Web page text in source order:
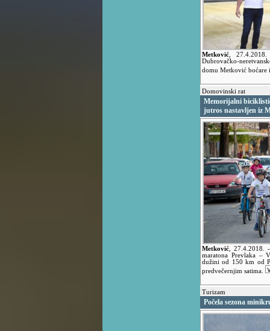
Metković ,
Dubrovačko-
domu Metković
Domovinski rat
Memorijalni
jutros nastavljen iz
Metković 27.4.2018.
maratona Prevlaka –
dužini od 150 km od
predvečernjim satima.
Turizam
Počela sezona